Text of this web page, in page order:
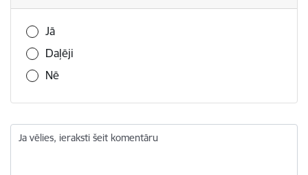
Vai šī informācija bija noderīga?
Jā
Daļēji
Nē
Ja vēlies, ieraksti šeit komentāru